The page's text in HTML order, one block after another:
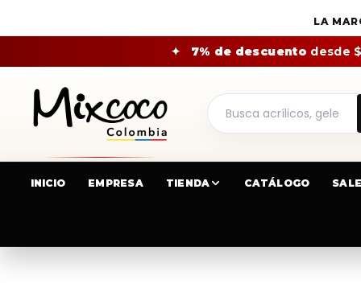
LA
✦ 7% de descuento desde
INICIO EMPRESA TIENDA CATÁLOGO